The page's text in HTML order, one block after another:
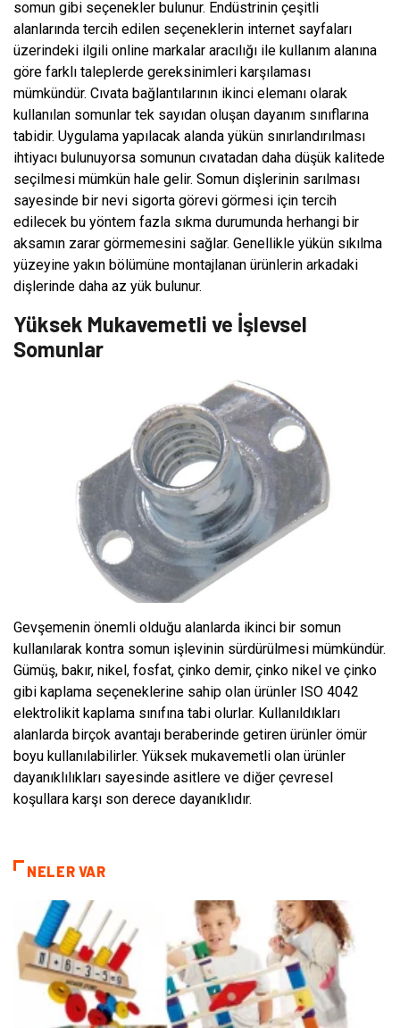
somun gibi seçenekler bulunur. Endüstrinin çeşitli
alanlarında tercih edilen seçeneklerin internet sayfaları
üzerindeki ilgili online markalar aracılığı ile kullanım alanına
göre farklı taleplerde gereksinimleri karşılaması
mümkündür. Cıvata bağlantılarının ikinci elemanı olarak
kullanılan somunlar tek sayıdan oluşan dayanım sınıflarına
tabidir. Uygulama yapılacak alanda yükün sınırlandırılması
ihtiyacı bulunuyorsa somunun cıvatadan daha düşük kalitede
seçilmesi mümkün hale gelir. Somun dişlerinin sarılması
sayesinde bir nevi sigorta görevi görmesi için tercih
edilecek bu yöntem fazla sıkma durumunda herhangi bir
aksamın zarar görmemesini sağlar. Genellikle yükün sıkılma
yüzeyine yakın bölümüne montajlanan ürünlerin arkadaki
dişlerinde daha az yük bulunur.
Yüksek Mukavemetli ve İşlevsel
Somunlar
Gevşemenin önemli olduğu alanlarda ikinci bir somun
kullanılarak kontra somun işlevinin sürdürülmesi mümkündür.
Gümüş, bakır, nikel, fosfat, çinko demir, çinko nikel ve çinko
gibi kaplama seçeneklerine sahip olan ürünler ISO 4042
elektrolikit kaplama sınıfına tabi olurlar. Kullanıldıkları
alanlarda birçok avantajı beraberinde getiren ürünler ömür
boyu kullanılabilirler. Yüksek mukavemetli olan ürünler
dayanıklılıkları sayesinde asitlere ve diğer çevresel
koşullara karşı son derece dayanıklıdır.
NELER VAR